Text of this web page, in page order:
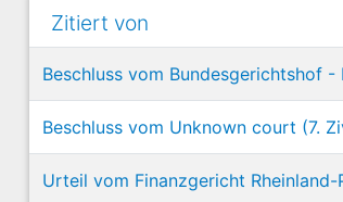
Zitiert von
Beschluss vom Bundesgerichtshof -
Beschluss vom Unknown court (7.
Urteil vom Finanzgericht